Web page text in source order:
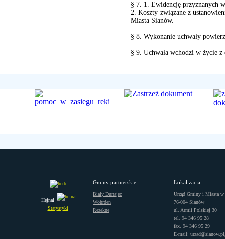
§ 7. 1. Ewidencję przyznanych
2. Koszty związane z
Miasta Sianów.
§ 8. Wykonanie uchwały
§ 9. Uchwała wchodzi w życie
Hejnał
Statystyki
Gminy partnerskie
Biały Dunajec
Wöhrden
Rezekne
Lokalizacja
Urząd Gminy i Miasta w
76-004 Sianów
ul. Armii Polskiej 30
tel. 94 346 95 28
fax. 94 346 95 29
E-mail: